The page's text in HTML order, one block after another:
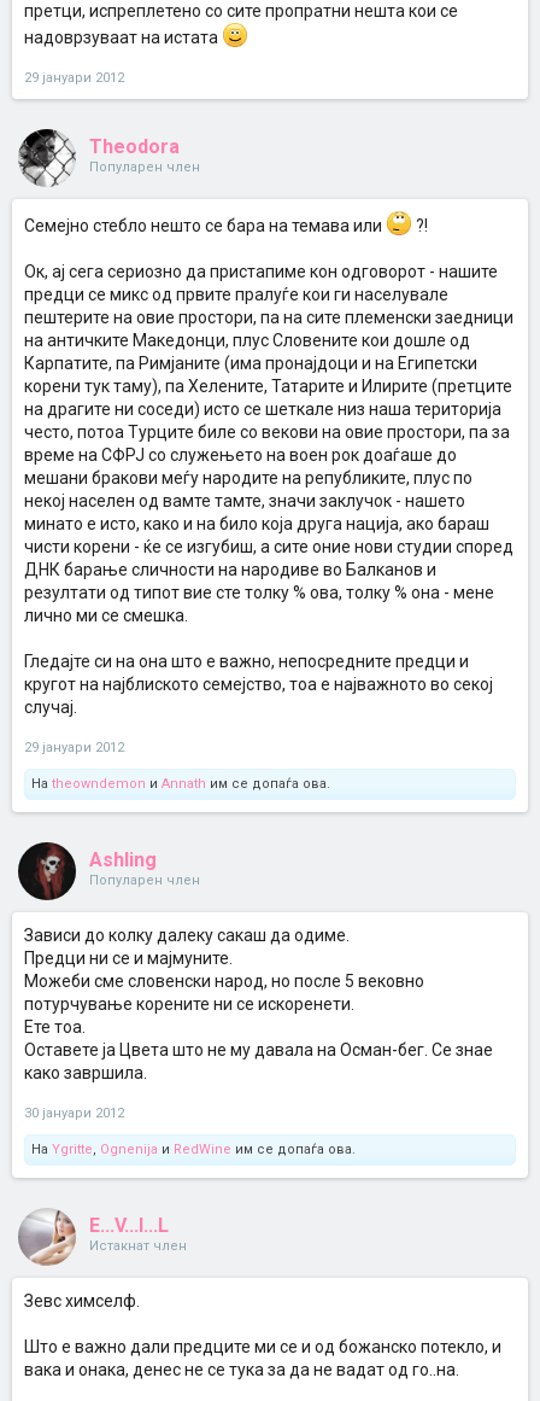
претци, испреплетено со сите пропратни нешта кои се
надоврзуваат на истата
29 јануари 2012
Theodora
Популарен член
Семејно стебло нешто се бара на темава или ?!
Ок, ај сега сериозно да пристапиме кон одговорот - нашите
предци се микс од првите пралуѓе кои ги населувале
пештерите на овие простори, па на сите племенски заедници
на античките Македонци, плус Словените кои дошле од
Карпатите, па Римјаните (има пронајдоци и на Египетски
корени тук таму), па Хелените, Татарите и Илирите (претците
на драгите ни соседи) исто се шеткале низ наша територија
често, потоа Турците биле со векови на овие простори, па за
време на СФРЈ со служењето на воен рок доаѓаше до
мешани бракови меѓу народите на републиките, плус по
некој населен од вамте тамте, значи заклучок - нашето
минато е исто, како и на било која друга нација, ако бараш
чисти корени - ќе се изгубиш, а сите оние нови студии според
ДНК барање сличности на народиве во Балканов и
резултати од типот вие сте толку % ова, толку % она - мене
лично ми се смешка.
Гледајте си на она што е важно, непосредните предци и
кругот на најблиското семејство, тоа е најважното во секој
случај.
29 јануари 2012
На theowndemon и Annath им се допаѓа ова.
Ashling
Популарен член
Зависи до колку далеку сакаш да одиме.
Предци ни се и мајмуните.
Можеби сме словенски народ, но после 5 вековно
потурчување корените ни се искоренети.
Ете тоа.
Оставете ја Цвета што не му давала на Осман-бег. Се знае
како завршила.
30 јануари 2012
На Ygritte, Ognenija и RedWine им се допаѓа ова.
E...V...I...L
Истакнат член
Зевс химселф.
Што е важно дали предците ми се и од божанско потекло, и
вака и онака, денес не се тука за да не вадат од го..на.